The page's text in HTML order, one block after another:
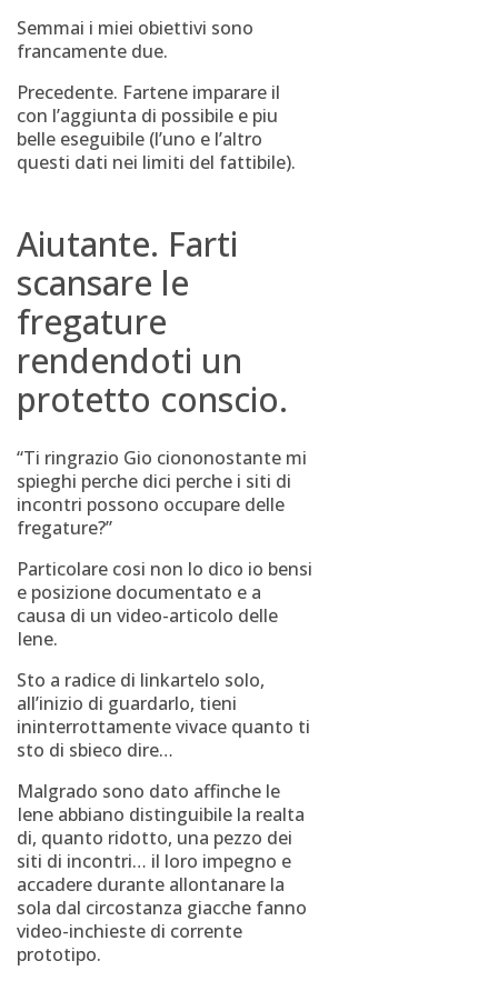
Semmai i miei obiettivi sono
francamente due.
Precedente. Fartene imparare il
con l’aggiunta di possibile e piu
belle eseguibile (l’uno e l’altro
questi dati nei limiti del fattibile).
Aiutante. Farti
scansare le
fregature
rendendoti un
protetto conscio.
“Ti ringrazio Gio ciononostante mi
spieghi perche dici perche i siti di
incontri possono occupare delle
fregature?”
Particolare cosi non lo dico io bensi
e posizione documentato e a
causa di un video-articolo delle
Iene.
Sto a radice di linkartelo solo,
all’inizio di guardarlo, tieni
ininterrottamente vivace quanto ti
sto di sbieco dire…
Malgrado sono dato affinche le
Iene abbiano distinguibile la realta
di, quanto ridotto, una pezzo dei
siti di incontri… il loro impegno e
accadere durante allontanare la
sola dal circostanza giacche fanno
video-inchieste di corrente
prototipo.